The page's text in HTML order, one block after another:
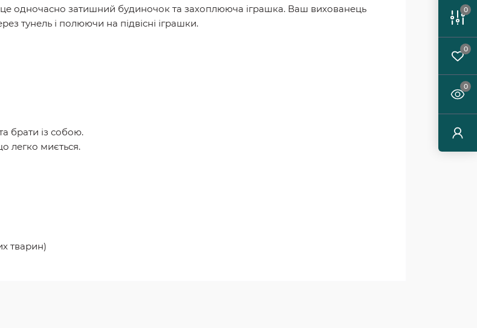
0
0
0
одночасно затишний будиночок та захоплююча іграшка. Ваш вихованець
тунель і полюючи на підвісні іграшки.
брати із собою.
легко миється.
тварин)